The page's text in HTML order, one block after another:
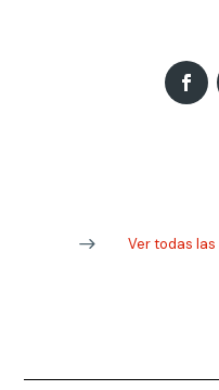
Ver todas las